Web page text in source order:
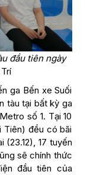
đầu tiên ngày
ga Bến xe Suối
tàu tại bất kỳ ga
số 1. Tại 10
Tiên) đều có bãi
(23.12), 17 tuyến
sẽ chính thức
đầu tiên của